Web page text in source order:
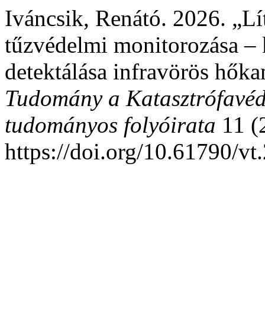
Iváncsik, Renátó. 2026.
tűzvédelmi monitorozása
detektálása infravörös
Tudomány a
tudományos folyóirata 11
https://doi.org/10.61790/